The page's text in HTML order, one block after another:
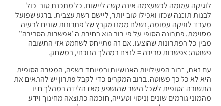
לוגיקה עמומה לכשעצמה אינה קשה ליישום. כל מתכנת טוב יכול
לבנות תוכנה שכזו ואפילו טוב יותר, ליישם רשת עצבית. ברגע שפועל
מעבד לוגיקה עמומה, נשלח ממנו מקבץ של פתרונות שונים לבעיה
מסוימת. פתרונה הסופי על פי רוב הוא בחירת ה”אפשרות הסבירה”
מבין כל הפתרונות שהוצעו. אם זה מתייחס לשחמט אזי התשובה
פשוטה: אפשרות סבירה = לנצח במהלך הנוכחי, במשחק.
עם זאת, ברוב הפעילויות האנושיות ובמיוחד בשפה, המטרה הסופית
היא לא כל כך פשוטה. ברוב המקרים כדי לקבל פתרון יש להתאים את
התשובה הסופית לשכל הישר שהושפע מאז הלידה במהלך חייו
מהמוני גורמים שונים (ניסוי וטעייה, חוכמה כתוצאה מחינוך וידע